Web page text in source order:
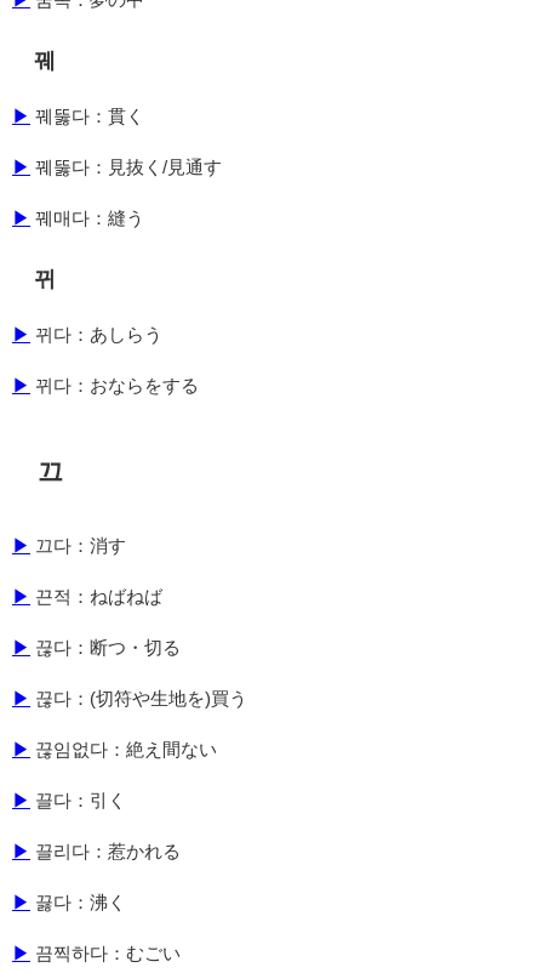
꿰
▶ 꿰뚫다：貫く
▶ 꿰뚫다：見抜く/見通す
▶ 꿰매다：縫う
뀌
▶ 뀌다：あしらう
▶ 뀌다：おならをする
끄
▶ 끄다：消す
▶ 끈적：ねばねば
▶ 끊다：断つ・切る
▶ 끊다：(切符や生地を)買う
▶ 끊임없다：絶え間ない
▶ 끌다：引く
▶ 끌리다：惹かれる
▶ 끓다：沸く
▶ 끔찍하다：むごい